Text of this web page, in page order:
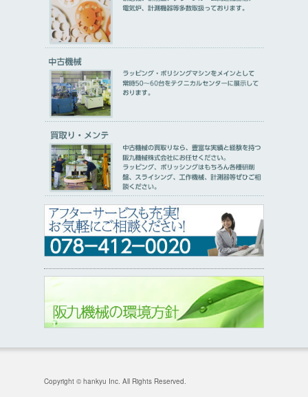
Copyright © hankyu Inc. All Rights Reserved.